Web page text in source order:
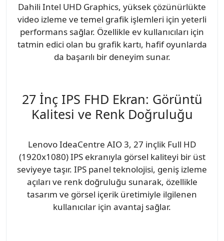
Dahili Intel UHD Graphics, yüksek çözünürlükte
video izleme ve temel grafik işlemleri için yeterli
performans sağlar. Özellikle ev kullanıcıları için
tatmin edici olan bu grafik kartı, hafif oyunlarda
da başarılı bir deneyim sunar.
27 İnç IPS FHD Ekran: Görüntü
Kalitesi ve Renk Doğruluğu
Lenovo IdeaCentre AIO 3, 27 inçlik Full HD
(1920x1080) IPS ekranıyla görsel kaliteyi bir üst
seviyeye taşır. IPS panel teknolojisi, geniş izleme
açıları ve renk doğruluğu sunarak, özellikle
tasarım ve görsel içerik üretimiyle ilgilenen
kullanıcılar için avantaj sağlar.